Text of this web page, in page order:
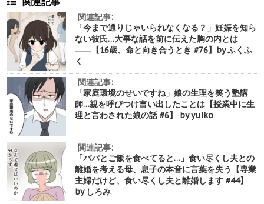
関連記事:
「今まで通りじゃいられなくなる？」妊娠を知ら
ない彼氏…大事な話を前に伝えた胸の内とは
――【16歳、命と向き合うとき #76】by ふくふ
く
関連記事:
「家庭環境のせいですね」娘の生理を笑う塾講
師…親を呼びつけ言い出したことは【授業中に生
理と言わされた娘の話 #6】 by yuiko
関連記事:
「パパとご飯を食べてると…」食い尽くし夫との
離婚を考える母、息子の本音に言葉を失う【専業
主婦だけど、食い尽くし夫と離婚します #44】
by しろみ